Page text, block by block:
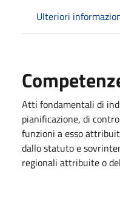
Ulteriori
Atti fondamentali di
pianificazione, di
funzioni a esso
dallo statuto e
regionali attribuite o